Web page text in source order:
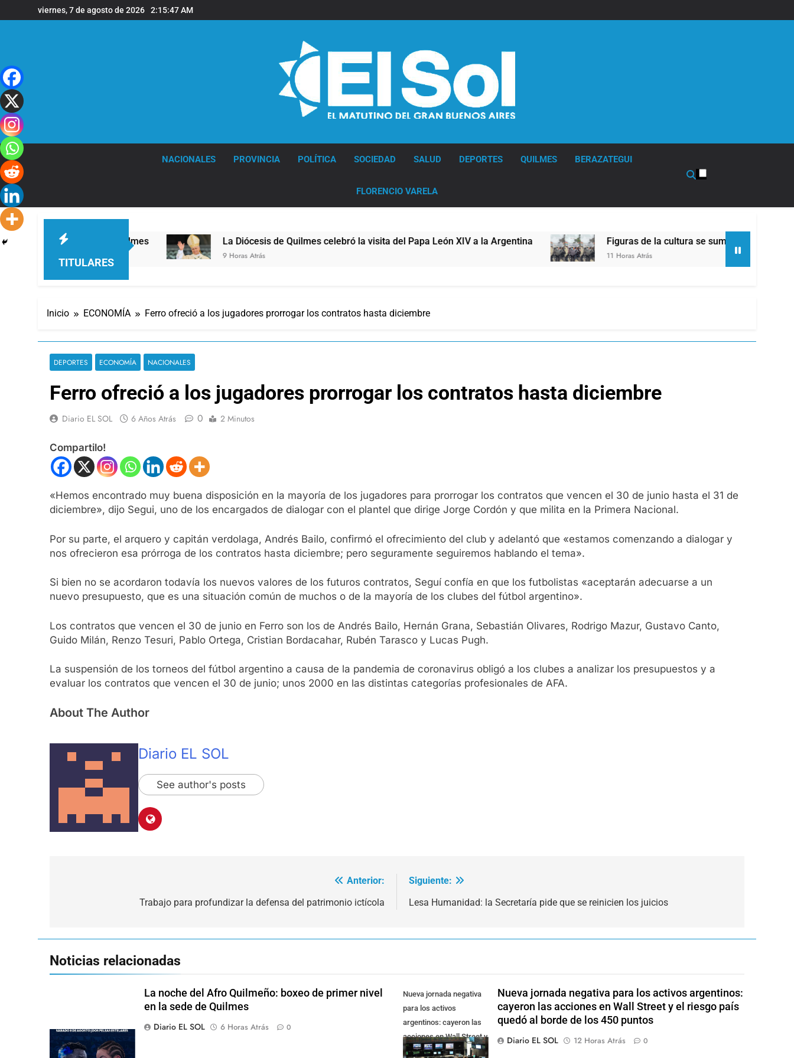
al
viernes, 7 de agosto de 2026 2:15:48 AM
NACIONALES PROVINCIA POLÍTICA SOCIEDAD SALUD DEPORTES QUILMES BERAZATEGUI
FLORENCIO VARELA
TITULARES
en la sede de Quilmes La Diócesis de Quilmes celebró la visita del Papa León XIV a la Argentina
9 Horas Atrás
Figuras de la cultura se sumaron a la marcha
11 Horas Atrás
Inicio ECONOMÍA Ferro ofreció a los jugadores prorrogar los contratos hasta diciembre
DEPORTES ECONOMÍA NACIONALES
Ferro ofreció a los jugadores prorrogar los contratos hasta diciembre
Diario EL SOL 6 Años Atrás 0 2 Minutos
Compartilo!
«Hemos encontrado muy buena disposición en la mayoría de los jugadores para prorrogar los contratos que vencen el 30 de junio hasta el 31 de
diciembre», dijo Segui, uno de los encargados de dialogar con el plantel que dirige Jorge Cordón y que milita en la Primera Nacional.
Por su parte, el arquero y capitán verdolaga, Andrés Bailo, confirmó el ofrecimiento del club y adelantó que «estamos comenzando a dialogar y
nos ofrecieron esa prórroga de los contratos hasta diciembre; pero seguramente seguiremos hablando el tema».
Si bien no se acordaron todavía los nuevos valores de los futuros contratos, Seguí confía en que los futbolistas «aceptarán adecuarse a un
nuevo presupuesto, que es una situación común de muchos o de la mayoría de los clubes del fútbol argentino».
Los contratos que vencen el 30 de junio en Ferro son los de Andrés Bailo, Hernán Grana, Sebastián Olivares, Rodrigo Mazur, Gustavo Canto,
Guido Milán, Renzo Tesuri, Pablo Ortega, Cristian Bordacahar, Rubén Tarasco y Lucas Pugh.
La suspensión de los torneos del fútbol argentino a causa de la pandemia de coronavirus obligó a los clubes a analizar los presupuestos y a
evaluar los contratos que vencen el 30 de junio; unos 2000 en las distintas categorías profesionales de AFA.
About The Author
Diario EL SOL
See author's posts
Anterior:
Trabajo para profundizar la defensa del patrimonio ictícola
Siguiente:
Lesa Humanidad: la Secretaría pide que se reinicien los juicios
Noticias relacionadas
La noche del Afro Quilmeño: boxeo de primer nivel
en la sede de Quilmes
Diario EL SOL
6 Horas Atrás 0
Nueva jornada negativa
para los activos
argentinos: cayeron las
acciones en Wall Street y
el riesgo país quedó al
Nueva jornada negativa para los activos argentinos:
cayeron las acciones en Wall Street y el riesgo país
quedó al borde de los 450 puntos
Diario EL SOL
12 Horas Atrás 0